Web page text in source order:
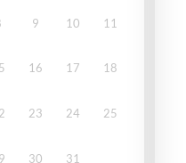
9 10 11
16 17 18
23 24 25
30 31